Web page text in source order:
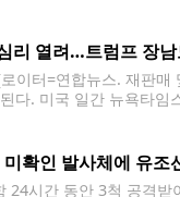
리 열려…트럼프 장
이터=연합뉴스. 재판
다. 미국 일간 뉴욕타임
확인 발사체에 유조
24시간 동안 3척 공격